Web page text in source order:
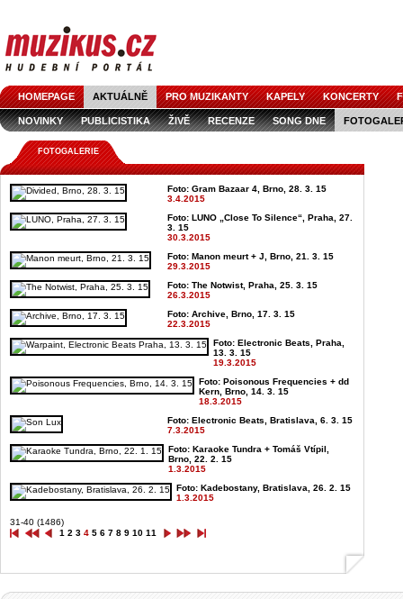
HOMEPAGE AKTUÁLNĚ PRO MUZIKANTY KAPELY KONCERTY
NOVINKY PUBLICISTIKA ŽIVĚ RECENZE SONG DNE
FOTOGALERIE
Foto: Gram Bazaar 4, Brno, 28. 3. 15
3.4.2015
Foto: LUNO „Close To Silence“, Praha, 27.
3. 15
30.3.2015
Foto: Manon meurt + J, Brno, 21. 3. 15
29.3.2015
Foto: The Notwist, Praha, 25. 3. 15
26.3.2015
Foto: Archive, Brno, 17. 3. 15
22.3.2015
Foto: Electronic Beats, Praha,
13. 3. 15
19.3.2015
Foto: Poisonous Frequencies + dd
Kern, Brno, 14. 3. 15
18.3.2015
Foto: Electronic Beats, Bratislava, 6. 3. 15
7.3.2015
Foto: Karaoke Tundra + Tomáš Vtípil,
Brno, 22. 2. 15
1.3.2015
Foto: Kadebostany, Bratislava, 26. 2. 15
1.3.2015
31-40 (1486)
1 2 3 4 5 6 7 8 9 10 11